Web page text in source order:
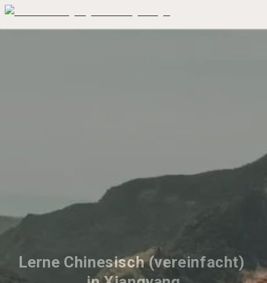
Lerne Chinesisch (vereinfacht)